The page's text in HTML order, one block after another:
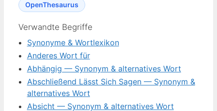
OpenThesaurus
Verwandte Begriffe
Synonyme & Wortlexikon
Anderes Wort für
Abhängig — Synonym & alternatives Wort
Abschließend Lässt Sich Sagen — Synonym &
alternatives Wort
Absicht — Synonym & alternatives Wort